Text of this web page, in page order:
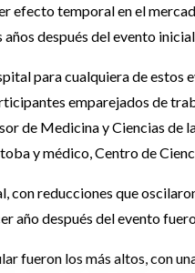
efecto temporal en el
después del evento inicial.
para cualquiera de estos
emparejados de
de Medicina y Ciencias de
y médico, Centro de
con reducciones que
año después del evento
fueron los más altos, con